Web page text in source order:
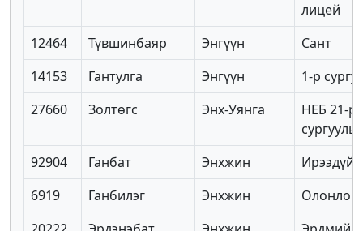
лицей
12464
Түвшинбаяр Энгүүн
Сант
14153
Гантулга Энгүүн
1-р
27660
Золтөгс Энх-Уянга
НЕБ 21-р
сургууль
92904
Ганбат Энхжин
Ирээдүй
6919
Ганбилэг Энхжин
Олонлог